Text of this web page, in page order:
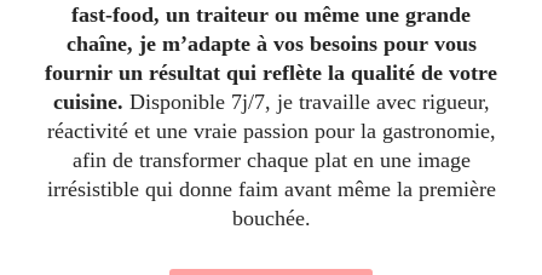
fast-food, un traiteur ou même une grande
chaîne, je m’adapte à vos besoins pour vous
fournir un résultat qui reflète la qualité de votre
cuisine. Disponible 7j/7, je travaille avec rigueur,
réactivité et une vraie passion pour la gastronomie,
afin de transformer chaque plat en une image
irrésistible qui donne faim avant même la première
bouchée.